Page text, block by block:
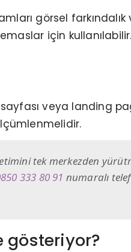
görsel
için
veya landing
tek merkezden
333 80 91 numaralı
gösteriyor?